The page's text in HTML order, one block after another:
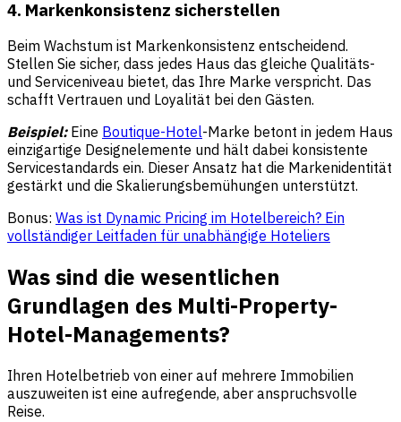
4. Markenkonsistenz sicherstellen
Beim Wachstum ist Markenkonsistenz entscheidend.
Stellen Sie sicher, dass jedes Haus das gleiche Qualitäts-
und Serviceniveau bietet, das Ihre Marke verspricht. Das
schafft Vertrauen und Loyalität bei den Gästen.
Beispiel:Eine Boutique-Hotel-Marke betont in jedem Haus
einzigartige Designelemente und hält dabei konsistente
Servicestandards ein. Dieser Ansatz hat die Markenidentität
gestärkt und die Skalierungsbemühungen unterstützt.
Bonus: Was ist Dynamic Pricing im Hotelbereich? Ein
vollständiger Leitfaden für unabhängige Hoteliers
Was sind die wesentlichen
Grundlagen des Multi-Property-
Hotel-Managements?
Ihren Hotelbetrieb von einer auf mehrere Immobilien
auszuweiten ist eine aufregende, aber anspruchsvolle
Reise.